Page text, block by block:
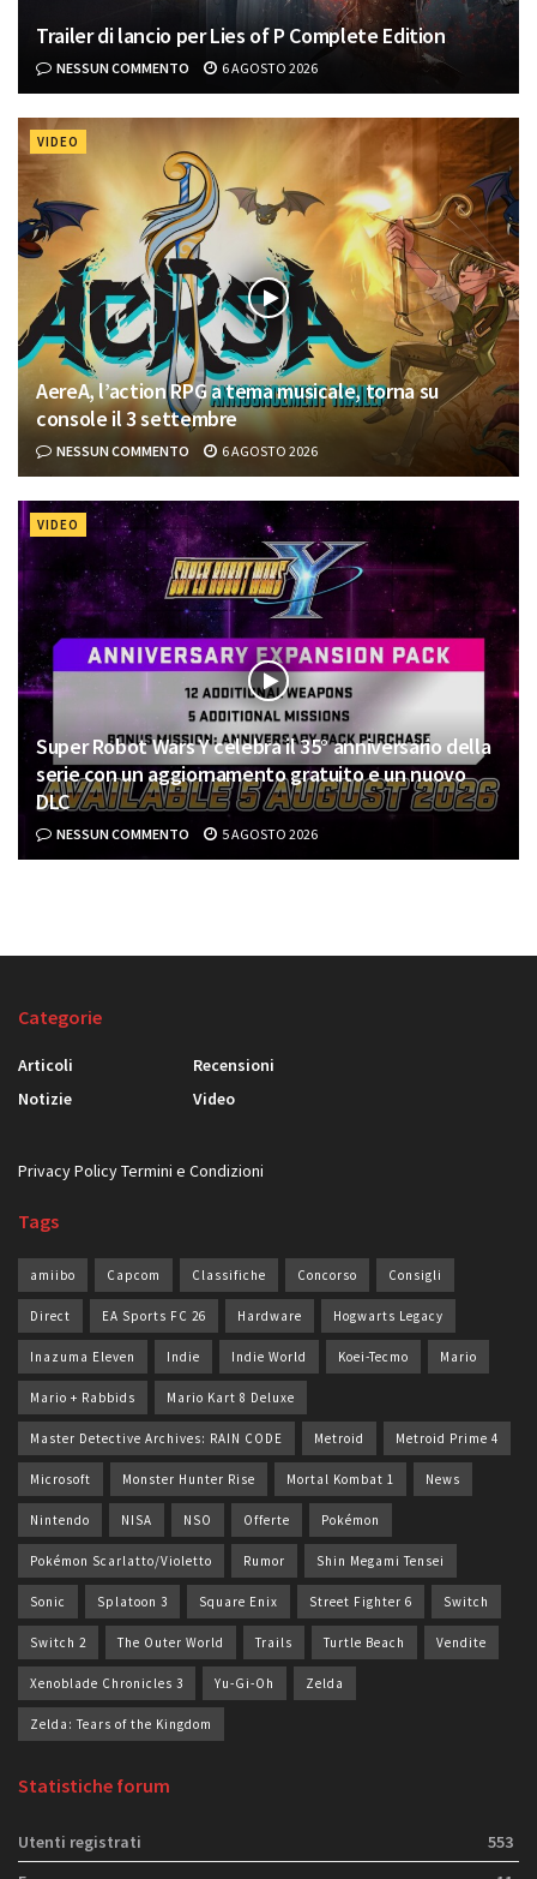
Trailer di lancio per Lies of P Complete Edition
NESSUN COMMENTO 6 AGOSTO 2026
VIDEO
AereA, l’action RPG a tema musicale, torna su
console il 3 settembre
NESSUN COMMENTO 6 AGOSTO 2026
VIDEO
Super Robot Wars Y celebra il 35° anniversario della
serie con un aggiornamento gratuito e un nuovo
DLC
NESSUN COMMENTO 5 AGOSTO 2026
Categorie
Articoli
Notizie
Recensioni
Video
Privacy PolicyTermini e Condizioni
Tags
amiibo Capcom Classifiche Concorso Consigli
Direct EA Sports FC 26 Hardware Hogwarts Legacy
Inazuma Eleven Indie Indie World Koei-Tecmo Mario
Mario + Rabbids Mario Kart 8 Deluxe
Master Detective Archives: RAIN CODE Metroid Metroid Prime 4
Microsoft Monster Hunter Rise Mortal Kombat 1 News
Nintendo NISA NSO Offerte Pokémon
Pokémon Scarlatto/Violetto Rumor Shin Megami Tensei
Sonic Splatoon 3 Square Enix Street Fighter 6 Switch
Switch 2 The Outer World Trails Turtle Beach Vendite
Xenoblade Chronicles 3 Yu-Gi-Oh Zelda
Zelda: Tears of the Kingdom
Statistiche forum
Utenti registrati
553